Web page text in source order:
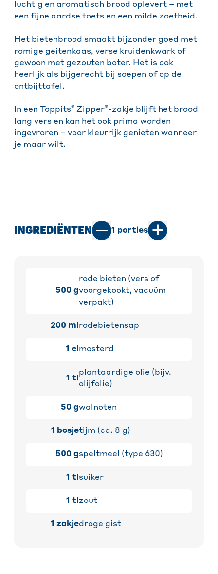
luchtig en aromatisch brood oplevert – met
een fijne aardse toets en een milde zoetheid.
Het bietenbrood smaakt bijzonder goed met
romige geitenkaas, verse kruidenkwark of
gewoon met gezouten boter. Het is ook
heerlijk als bijgerecht bij soepen of op de
ontbijttafel.
In een Toppits® Zipper®-zakje blijft het brood
lang vers en kan het ook prima worden
ingevroren – voor kleurrijk genieten wanneer
je maar wilt.
INGREDIËNTEN 1 porties
500 g
rode bieten (vers of
voorgekookt, vacuüm
verpakt)
200 ml rodebietensap
1 el mosterd
1 tl
plantaardige olie (bijv.
olijfolie)
50 gwalnoten
1 bosjetijm (ca. 8 g)
500 gspeltmeel (type 630)
1 tl suiker
1 tl zout
1 zakjedroge gist